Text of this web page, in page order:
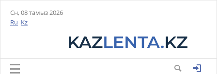
Сн, 08 тамыз 2026
Ru Kz